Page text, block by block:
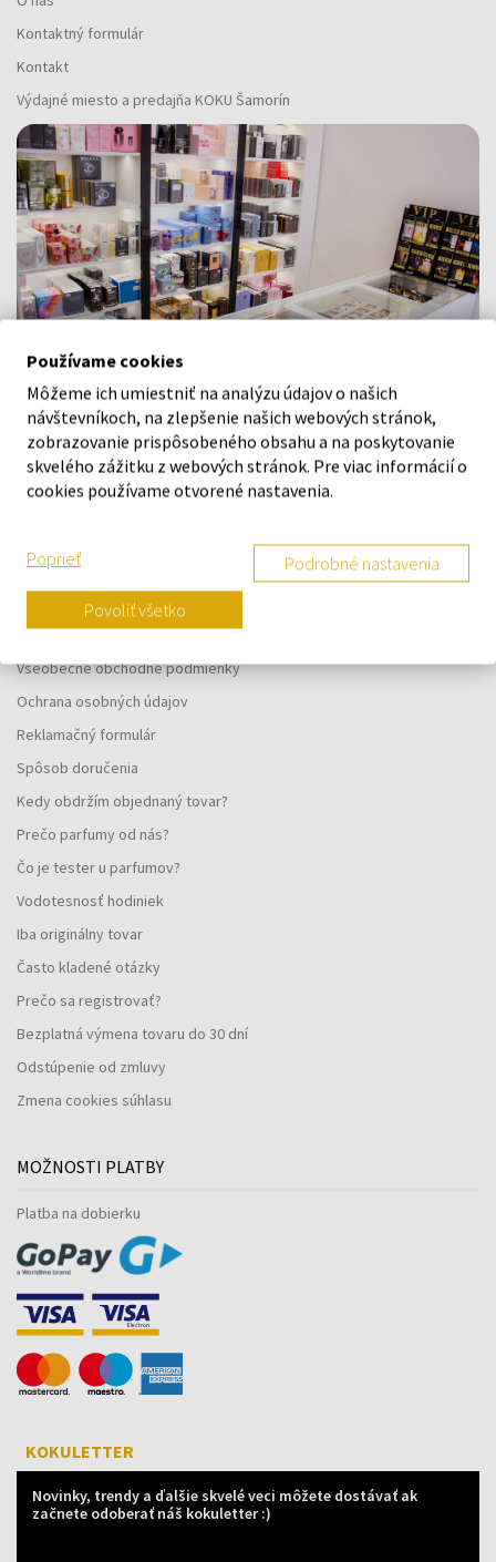
Kontaktný formulár
Kontakt
Výdajné miesto a predajňa KOKU Šamorín
Navštívte našu predajňu v Šamoríne
Po - Pi: 8:00 - 16:00
VŠETKO O NÁKUPE
Vernostný systém
Všeobecné obchodné podmienky
Ochrana osobných údajov
Reklamačný formulár
Spôsob doručenia
Kedy obdržím objednaný tovar?
Prečo parfumy od nás?
Čo je tester u parfumov?
Vodotesnosť hodiniek
Iba originálny tovar
Často kladené otázky
Prečo sa registrovať?
Bezplatná výmena tovaru do 30 dní
Odstúpenie od zmluvy
Zmena cookies súhlasu
MOŽNOSTI PLATBY
Platba na dobierku
KOKULETTER
Novinky, trendy a ďalšie skvelé veci môžete dostávať ak
začnete odoberať náš kokuletter :)
Používame cookies
Môžeme ich umiestniť na analýzu údajov o našich
návštevníkoch, na zlepšenie našich webových stránok,
zobrazovanie prispôsobeného obsahu a na poskytovanie
skvelého zážitku z webových stránok. Pre viac informácií o
cookies používame otvorené nastavenia.
Poprieť Podrobné nastavenia
Povoliť všetko